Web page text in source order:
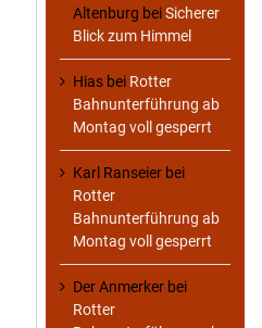
Altenburg beiSicherer
Blick zum Himmel
Hias bei Rotter
Bahnunterführung ab
Montag voll gesperrt
Karl Ranseier bei
Rotter
Bahnunterführung ab
Montag voll gesperrt
Der Anmerker bei
Rotter